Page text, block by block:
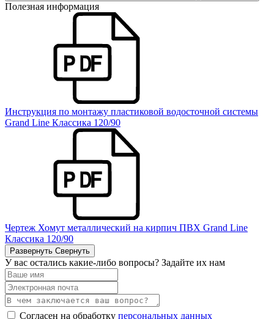
Полезная информация
Инструкция по монтажу пластиковой водосточной системы
Grand Line Классика 120/90
Чертеж Хомут металлический на кирпич ПВХ Grand Line
Классика 120/90
Развернуть Свернуть
У вас остались какие-либо вопросы? Задайте их нам
Согласен на обработку персональных данных